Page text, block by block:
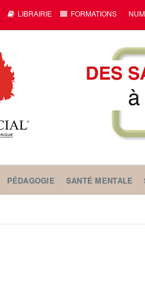
LIBRAIRIE FORMATIONS
PÉDAGOGIE SANTÉ MENTALE